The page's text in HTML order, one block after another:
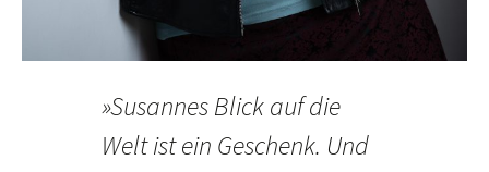
»Susannes Blick auf die
Welt ist ein Geschenk. Und